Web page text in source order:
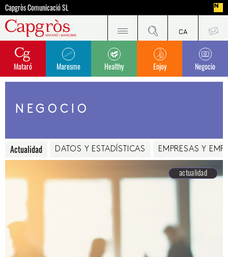
Capgròs Comunicació SL
Mataró Maresme Healthy Enjoy Negocio
NEGOCIO
Actualidad DATOS Y ESTADÍSTICAS EMPRESAS Y
actualidad